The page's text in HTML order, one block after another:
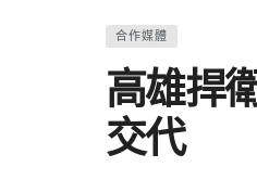
合作媒體
高雄捍
交代